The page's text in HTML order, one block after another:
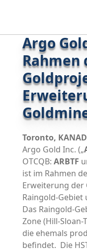
Argo
Rahmen
Toronto,
Argo Gold Inc. („
OTCQB: ARBTF
ist im Rahmen
Erweiterung
Raingold-Gebiet
Das Raingold-
Zone (Hill-
die ehemals
befindet. Die